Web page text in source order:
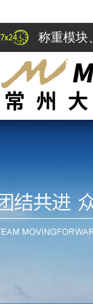
称重模块